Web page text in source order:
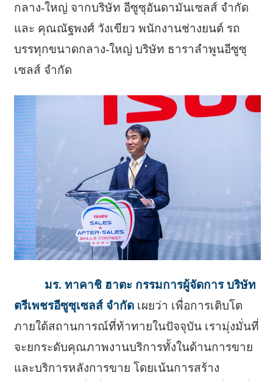
กลาง-ใหญ่ จากบริษัท อีซูซุอันดามันเซลส์ จำกัด
และ คุณณัฐพงศ์ วังเขียว พนักงานช่างยนต์ รถ
บรรทุกขนาดกลาง-ใหญ่ บริษัท ธาราลำพูนอีซูซุ
เซลส์ จำกัด
มร. ทาคาชิ ฮาตะ กรรมการผู้จัดการ บริษัท
ตรีเพชรอีซูซุเซลส์ จำกัดเผยว่า เพื่อการเติบโต
ภายใต้สถานการณ์ที่ท้าทายในปัจจุบัน เรามุ่งมั่นที่
จะยกระดับคุณภาพงานบริการทั้งในด้านการขาย
และบริการหลังการขาย โดยเน้นการสร้าง